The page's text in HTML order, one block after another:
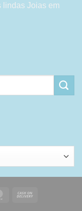
lindas Joias em
MasterCard